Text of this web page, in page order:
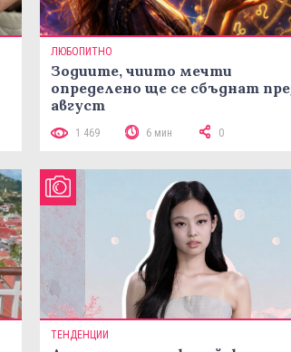
ЛЮБОПИТНО
Зодиите, чиито мечти
определено ще се сбъднат
август
1 469 6 мин 0
ТЕНДЕНЦИИ